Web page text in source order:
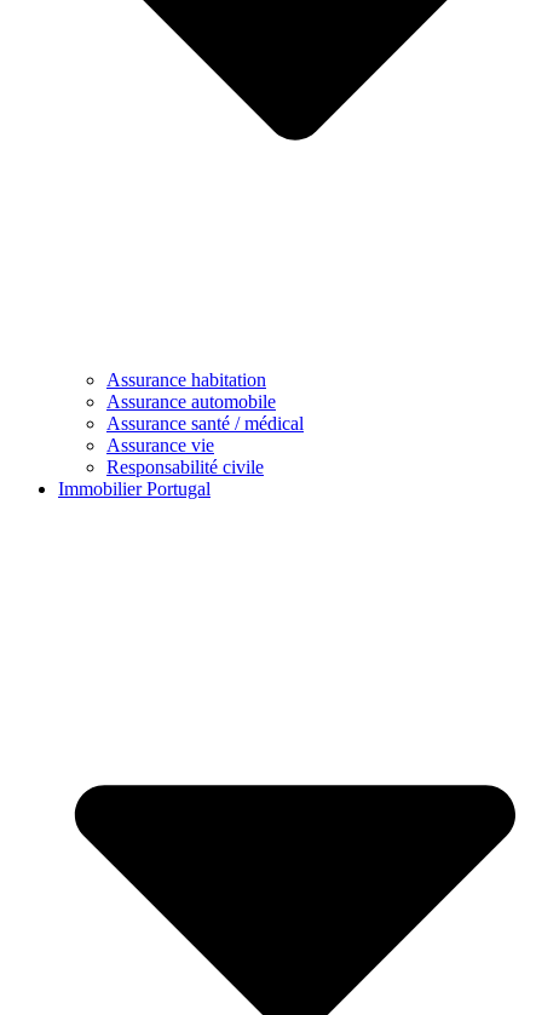
Assurance habitation
Assurance automobile
Assurance santé / médical
Assurance vie
Responsabilité civile
Immobilier Portugal